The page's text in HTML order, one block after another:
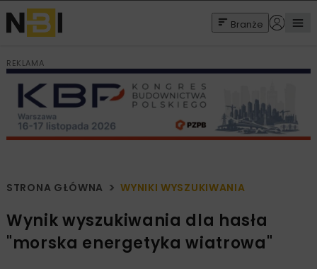
Branże
REKLAMA
STRONA GŁÓWNA WYNIKI WYSZUKIWANIA
Wynik wyszukiwania dla hasła
"morska energetyka wiatrowa"